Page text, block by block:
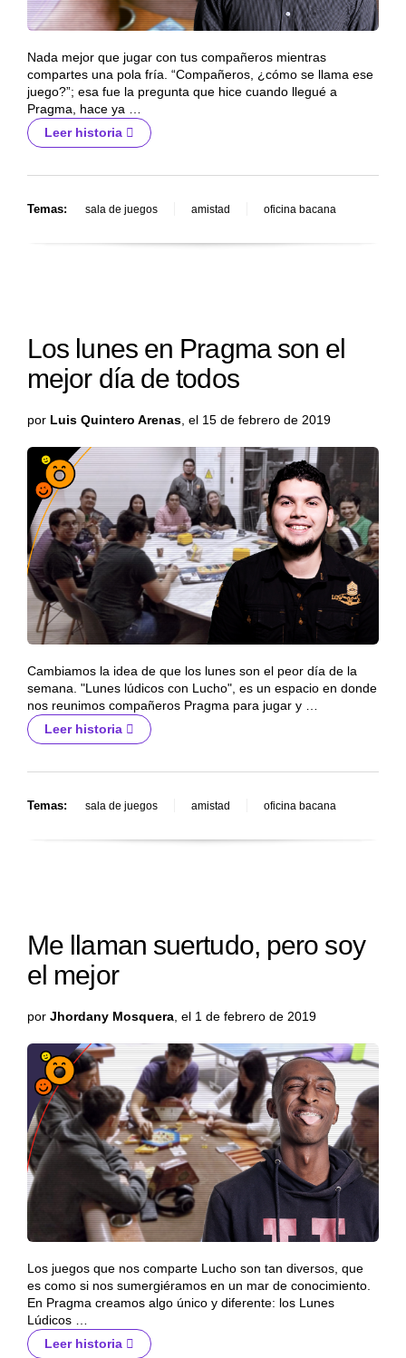
Nada mejor que jugar con tus compañeros mientras
compartes una pola fría. “Compañeros, ¿cómo se llama ese
juego?”; esa fue la pregunta que hice cuando llegué a
Pragma, hace ya …
Leer historia
Temas: sala de juegos amistad oficina bacana
Los lunes en Pragma son el
mejor día de todos
por Luis Quintero Arenas , el 15 de febrero de 2019
Cambiamos la idea de que los lunes son el peor día de la
semana. "Lunes lúdicos con Lucho", es un espacio en donde
nos reunimos compañeros Pragma para jugar y …
Leer historia
Temas: sala de juegos amistad oficina bacana
Me llaman suertudo, pero soy
el mejor
por Jhordany Mosquera, el 1 de febrero de 2019
Los juegos que nos comparte Lucho son tan diversos, que
es como si nos sumergiéramos en un mar de conocimiento.
En Pragma creamos algo único y diferente: los Lunes
Lúdicos …
Leer historia